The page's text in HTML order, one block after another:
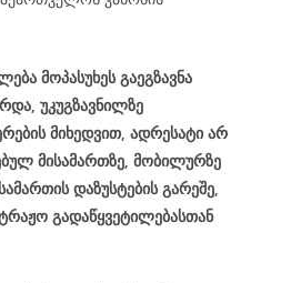
მოპასუხეს გაეგზავნა
უკუგზავნილზე
მიხედვით, ადრესატი არ
მისამართზე, მობილურზე
დაზუსტების გარეშე,
გადაწყვეტილებასთან